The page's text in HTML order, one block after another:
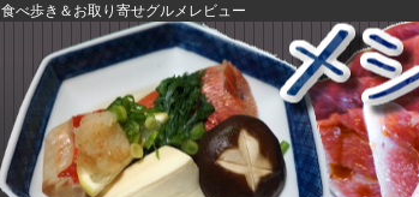
食べ歩き＆お取り寄せグルメレビュー